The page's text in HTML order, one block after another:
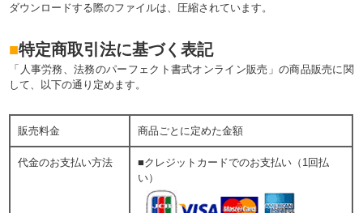
ダウンロードする際のファイルは、圧縮されています。
■特定商取引法に基づく表記
「人事労務、法務のパーフェクト書式オンライン販売」の商品販売に関
して、以下の通り定めます。
販売料金 商品ごとに定めた金額
代金のお支払い方法
■クレジットカードでのお支払い（1回払
い）